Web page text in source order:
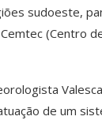
sudoeste,
(Centro
de um